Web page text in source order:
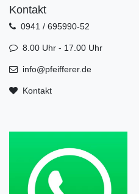
Kontakt
0941 / 695990-52
8.00 Uhr - 17.00 Uhr
info@pfeifferer.de
Kontakt